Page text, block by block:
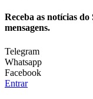
Receba as notícias
mensagens.
Telegram
Whatsapp
Facebook
Entrar